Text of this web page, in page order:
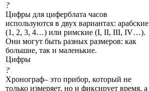
?
Цифры для циферблата часов
используются в двух вариантах: арабские
(1, 2, 3, 4…) или римские (I, II, III, IV…).
Они могут быть разных размеров: как
большие, так и маленькие.
Цифры
?
Хронограф– это прибор, который не
только измеряет, но и фиксирует время, а